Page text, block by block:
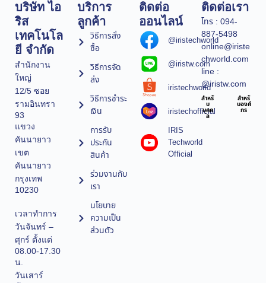
บริษัท ไอ
ริส
เทคโนโล
ยี จำกัด
สำนักงาน
ใหญ่
12/5 ซอย
รามอินทรา
93
แขวง
คันนายาว
เขต
คันนายาว
กรุงเทพ
10230
เวลาทำการ
วันจันทร์ –
ศุกร์ ตั้งแต่
08.00-17.30
น.
วันเสาร์
บริการ
ลูกค้า
วิธีการสั่ง
ซื้อ
วิธีการจัด
ส่ง
วิธีการชำระ
เงิน
การรับ
ประกัน
สินค้า
ร่วมงานกับ
เรา
นโยบาย
ความเป็น
ส่วนตัว
ติดต่อ
ออนไลน์
@iristechworld
@iristw.com
iristechworld
iristechofficial
IRIS
Techworld
Official
ติดต่อเรา
โทร : 094-
887-5498
online@iriste
chworld.com
line :
@iristw.com
สำหรั
บ
บุคค
ล
สำหรั
บองค์
กร